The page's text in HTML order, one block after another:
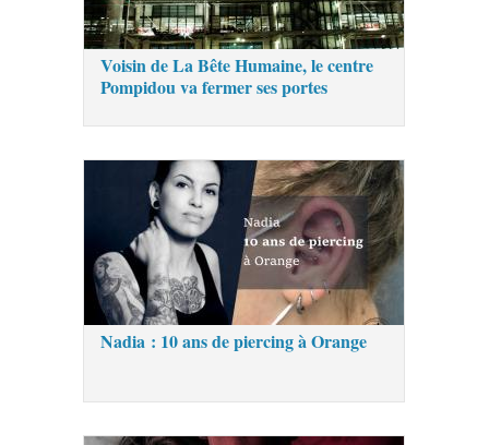
Voisin de La Bête Humaine, le centre
Pompidou va fermer ses portes
Nadia : 10 ans de piercing à Orange